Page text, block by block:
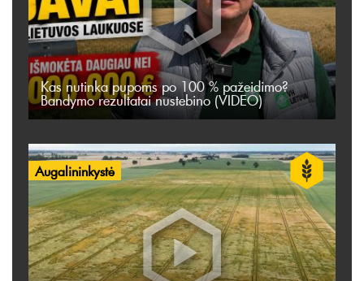
Kas nutinka pupoms po 100 % pažeidimo?
Bandymo rezultatai nustebino (VIDEO)
Augalininkystė